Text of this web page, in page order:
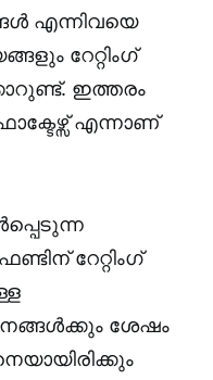
എന്നിവയെ
റേറ്റിംഗ്
ഇത്തരം
എന്നാണ്
റേറ്റിംഗ്
ശേഷം